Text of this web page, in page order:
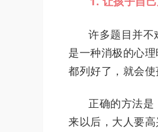
许多题目并不
是一种消极的心
都列好了，就会
正确的方法是
来以后，大人要